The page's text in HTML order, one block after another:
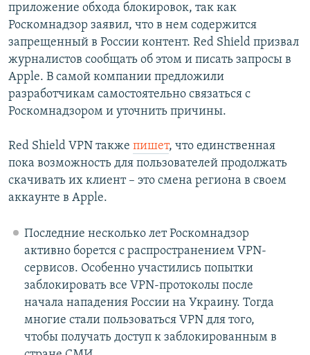
приложение обхода блокировок, так как
Роскомнадзор заявил, что в нем содержится
запрещенный в России контент. Red Shield призвал
журналистов сообщать об этом и писать запросы в
Apple. В самой компании предложили
разработчикам самостоятельно связаться с
Роскомнадзором и уточнить причины.
Red Shield VPN также пишет, что единственная
пока возможность для пользователей продолжать
скачивать их клиент – это смена региона в своем
аккаунте в Apple.
Последние несколько лет Роскомнадзор
активно борется с распространением VPN-
сервисов. Особенно участились попытки
заблокировать все VPN-протоколы после
начала нападения России на Украину. Тогда
многие стали пользоваться VPN для того,
чтобы получать доступ к заблокированным в